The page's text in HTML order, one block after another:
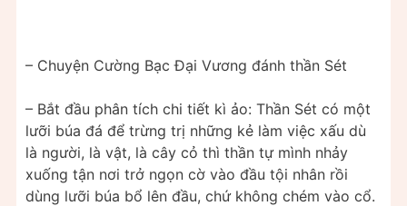
– Chuyện Cường Bạc Đại Vương đánh thần Sét
– Bắt đầu phân tích chi tiết kì ảo: Thần Sét có một
lưỡi búa đá để trừng trị những kẻ làm việc xấu dù
là người, là vật, là cây cỏ thì thần tự mình nhảy
xuống tận nơi trở ngọn cờ vào đầu tội nhân rồi
dùng lưỡi búa bổ lên đầu, chứ không chém vào cổ.